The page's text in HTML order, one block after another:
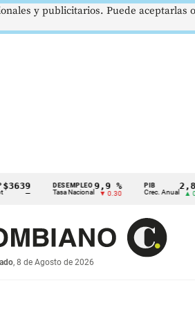
DESEMPLEO
Tasa Nacional
9,9 %
▼ 0.30
PIB
Crec. Anual
2,8 %
▲ 0.10
, 8 de Agosto de 2026
y publicitarios. Puede aceptarlas